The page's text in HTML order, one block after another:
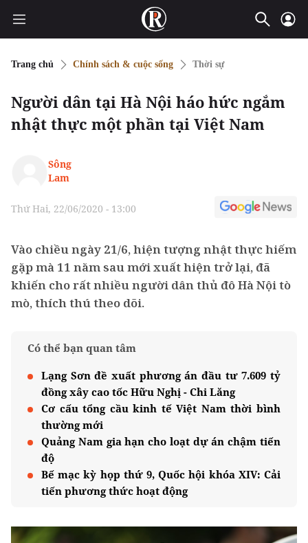
Trang chủ Chính sách & cuộc sống Thời sự
Người dân tại Hà Nội háo hức ngắm
nhật thực một phần tại Việt Nam
Sông
Lam
Thứ Hai, 22/06/2020 - 13:00
Vào chiều ngày 21/6, hiện tượng nhật thực hiếm
gặp mà 11 năm sau mới xuất hiện trở lại, đã
khiến cho rất nhiều người dân thủ đô Hà Nội tò
mò, thích thú theo dõi.
Có thể bạn quan tâm
Lạng Sơn đề xuất phương án đầu tư 7.609 tỷ
đồng xây cao tốc Hữu Nghị - Chi Lăng
Cơ cấu tổng cầu kinh tế Việt Nam thời bình
thường mới
Quảng Nam gia hạn cho loạt dự án chậm tiến
độ
Bế mạc kỳ họp thứ 9, Quốc hội khóa XIV: Cải
tiến phương thức hoạt động